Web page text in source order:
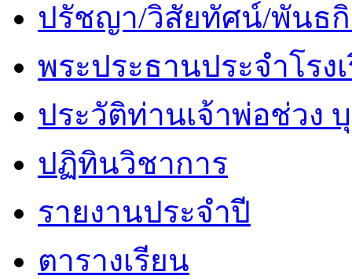
ปรัชญา/วิสัยทัศน์/พันธ
พระประธานประจำโรง
ประวัติท่านเจ้าพ่อช่วง
ปฏิทินวิชาการ
รายงานประจำปี
ตารางเรียน